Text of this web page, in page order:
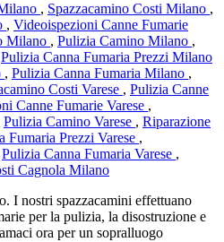
, Spazzacamino Costi Milano ,
, Videoispezioni Canne Fumarie
Milano , Pulizia Camino Milano ,
Pulizia Canna Fumaria Prezzi Milano
, Pulizia Canna Fumaria Milano ,
Costi Varese , Pulizia Canne
Canne Fumarie Varese ,
Pulizia Camino Varese , Riparazione
Fumaria Prezzi Varese ,
Pulizia Canna Fumaria Varese ,
Cagnola Milano
I nostri spazzacamini effettuano
per la pulizia, la disostruzione e
ora per un sopralluogo